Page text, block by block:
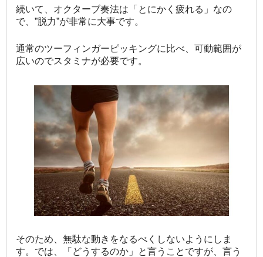
続いて、オクターブ奏法は「とにかく疲れる」なの
で、”脱力”が非常に大事です。
通常のツーフィンガーピッキングに比べ、可動範囲が
広いのでスタミナが必要です。
そのため、無駄な動きをなるべくしないようにしま
す。では、「どうするのか」と言うことですが、言う